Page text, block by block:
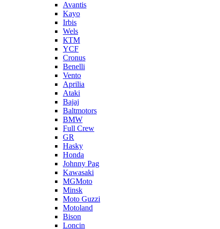
Avantis
Kayo
Irbis
Wels
КТМ
YCF
Cronus
Benelli
Vento
Aprilia
Ataki
Bajaj
Baltmotors
BMW
Full Crew
GR
Hasky
Honda
Johnny Pag
Kawasaki
MGMoto
Minsk
Moto Guzzi
Motoland
Bison
Loncin